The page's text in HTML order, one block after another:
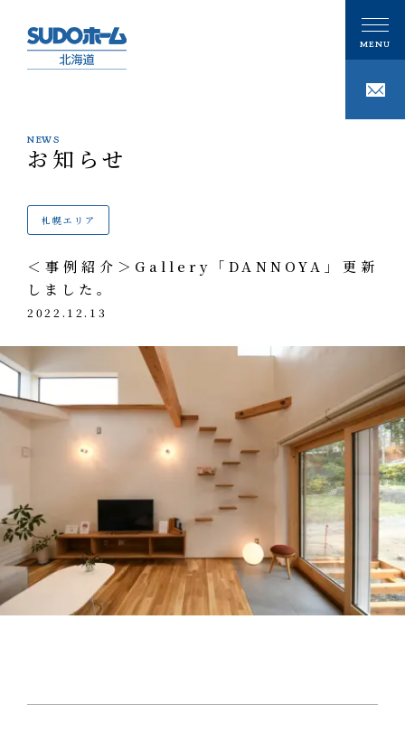
CONCEPT
PHILOSOPHY
私たちの家づくり
注文住宅
技術
性能
リノベーション
家づくりの流れ
施工エリア
メンテナンスと補償
GALLERY
タグで写真を見る
お客様の声
モデルハウス
NEWS
お知らせ
オープンハウス
EVENT
イベント情報
LIVE REPORT
見せます建築現場
NEWS
お知らせ
札幌エリア
＜事例紹介＞Gallery「DANNOYA」更新
しました。
2022.12.13